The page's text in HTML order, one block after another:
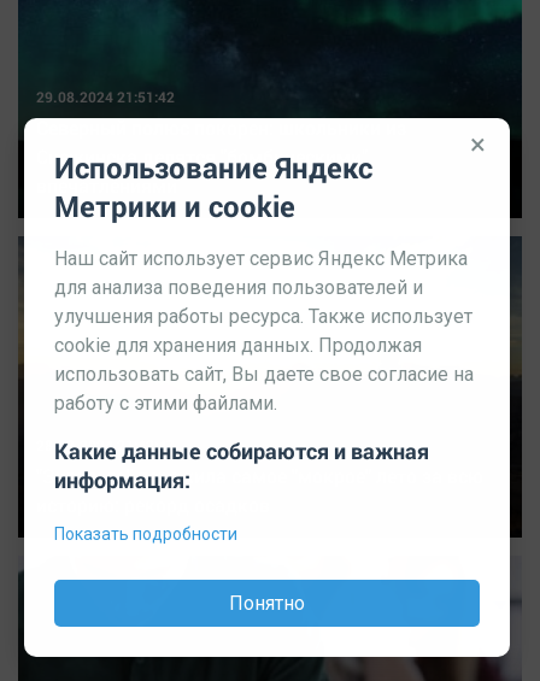
29.08.2024 21:51:42
Снежинска делятся "бомбическими"
впечатлениями
28.08.2024 21:42:47
"Зигальга" пережила самое "мокрое" лето за всю
×
Использование Яндекс
Метрики и cookie
Наш сайт использует сервис Яндекс Метрика
для анализа поведения пользователей и
улучшения работы ресурса. Также использует
cookie для хранения данных. Продолжая
использовать сайт, Вы даете свое согласие на
работу с этими файлами.
Какие данные собираются и важная
информация:
Показать подробности
Понятно